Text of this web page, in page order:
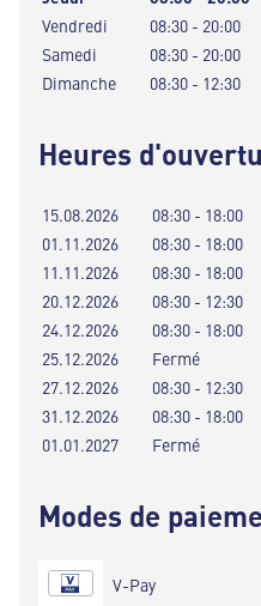
Vendredi
08:30 - 20:00
Samedi
08:30 - 20:00
Dimanche
08:30 - 12:30
Heures
15.08.2026
08:30 - 18:00
01.11.2026
08:30 - 18:00
11.11.2026
08:30 - 18:00
20.12.2026
08:30 - 12:30
24.12.2026
08:30 - 18:00
25.12.2026
Fermé
27.12.2026
08:30 - 12:30
31.12.2026
08:30 - 18:00
01.01.2027
Fermé
Modes de
V-Pay